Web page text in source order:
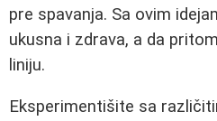
pre spavanja. Sa ovim
ukusna i zdrava, a da
liniju.
Eksperimentišite sa